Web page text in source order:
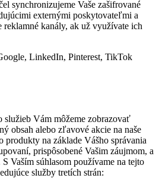
synchronizujeme Vaše zašifrované
externými poskytovateľmi a
kanály, ak už využívate ich
LinkedIn, Pinterest, TikTok
služieb Vám môžeme zobrazovať
obsah alebo zľavové akcie na naše
produkty na základe Vášho správania
prispôsobené Vašim záujmom, a
Vaším súhlasom používame na tejto
služby tretích strán: